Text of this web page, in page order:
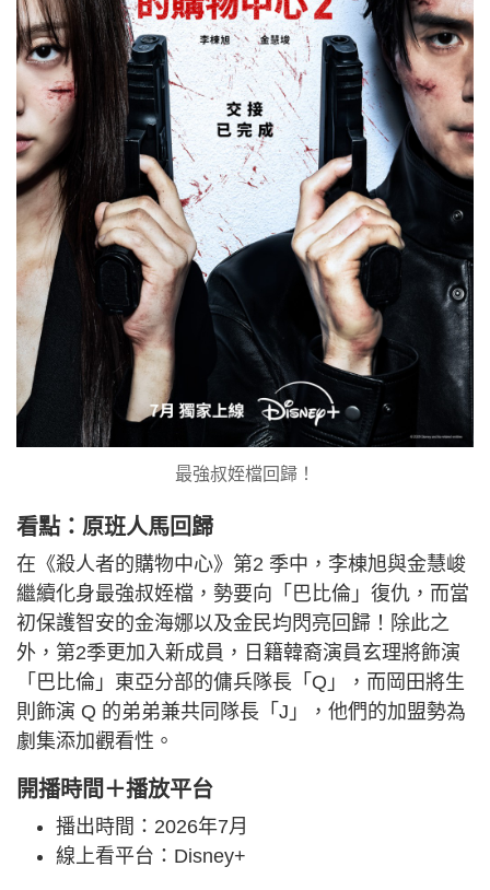
最強叔姪檔回歸！
看點：原班人馬回歸
在《殺人者的購物中心》第2 季中，李棟旭與金慧峻
繼續化身最強叔姪檔，勢要向「巴比倫」復仇，而當
初保護智安的金海娜以及金民均閃亮回歸！除此之
外，第2季更加入新成員，日籍韓裔演員玄理將飾演
「巴比倫」東亞分部的傭兵隊長「Q」，而岡田將生
則飾演 Q 的弟弟兼共同隊長「J」，他們的加盟勢為
劇集添加觀看性。
開播時間＋播放平台
播出時間：2026年7月
線上看平台：Disney+